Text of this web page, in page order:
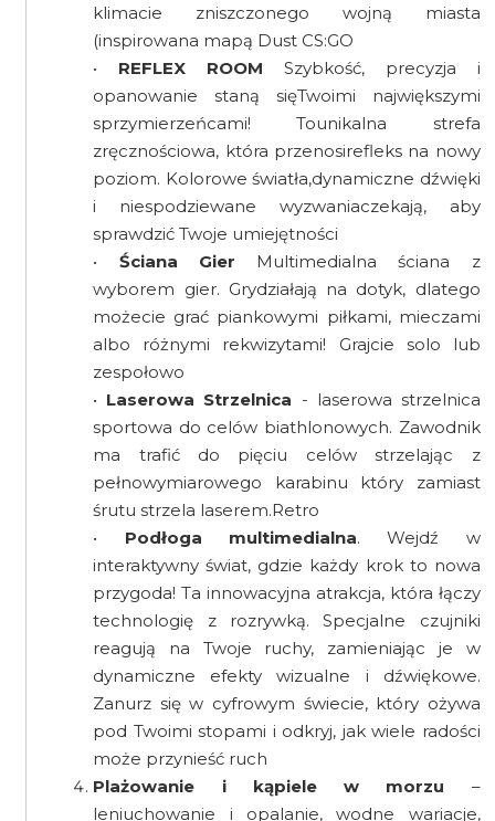
klimacie zniszczonego wojną miasta
(inspirowana mapą Dust CS:GO
• REFLEX ROOM Szybkość, precyzja i
opanowanie staną sięTwoimi największymi
sprzymierzeńcami! Tounikalna strefa
zręcznościowa, która przenosirefleks na nowy
poziom. Kolorowe światła,dynamiczne dźwięki
i niespodziewane wyzwaniaczekają, aby
sprawdzić Twoje umiejętności
• Ściana Gier Multimedialna ściana z
wyborem gier. Grydziałają na dotyk, dlatego
możecie grać piankowymi piłkami, mieczami
albo różnymi rekwizytami! Grajcie solo lub
zespołowo
• Laserowa Strzelnica - laserowa strzelnica
sportowa do celów biathlonowych. Zawodnik
ma trafić do pięciu celów strzelając z
pełnowymiarowego karabinu który zamiast
śrutu strzela laserem.Retro
• Podłoga multimedialna. Wejdź w
interaktywny świat, gdzie każdy krok to nowa
przygoda! Ta innowacyjna atrakcja, która łączy
technologię z rozrywką. Specjalne czujniki
reagują na Twoje ruchy, zamieniając je w
dynamiczne efekty wizualne i dźwiękowe.
Zanurz się w cyfrowym świecie, który ożywa
pod Twoimi stopami i odkryj, jak wiele radości
może przynieść ruch
Plażowanie i kąpiele w morzu –
leniuchowanie i opalanie, wodne wariacje,